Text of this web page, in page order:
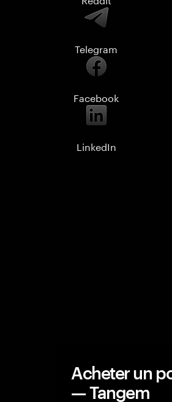
Telegram
Facebook
LinkedIn
Acheter un
— Tangem